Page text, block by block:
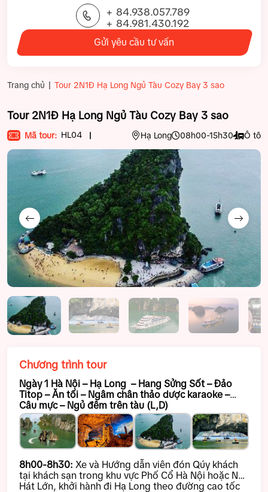
Trang chủ | Tour 2N1Đ Hạ Long Ngủ Tàu Cozy Bay 3 sao
Tour 2N1Đ Hạ Long Ngủ Tàu Cozy Bay 3 sao
Mã tour: HL04 Hạ Long 08h00-15h30 Ô tô
Chương trình tour
Ngày 1 Hà Nội – Hạ Long – Hang Sửng Sốt – Đảo
Titop – Ăn tối – Ngâm chân thảo dược karaoke –
Câu mực – Ngủ đêm trên tàu (L,D)
8h00-8h30: Xe và Hướng dẫn viên đón Qúy khách
tại khách sạn trong khu vực Phố Cổ Hà Nội hoặc Nhà
Hát Lớn, khởi hành đi Hạ Long theo đường cao tốc
+ 84.938.057.789
+ 84.981.430.192
Gửi yêu cầu tư vấn